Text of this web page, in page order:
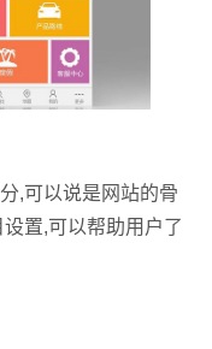
,可以说是网站的骨
置,可以帮助用户了